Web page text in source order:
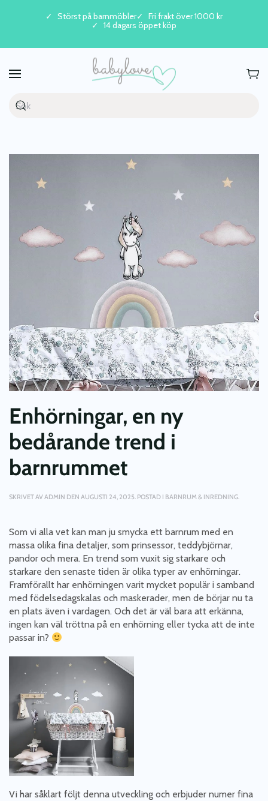
Skip to main content
Störst på barnmöbler
Fri frakt över 1000 kr
14 dagars öppet köp
Enhörningar, en ny
bedårande trend i
barnrummet
SKRIVET AVADMIN DEN AUGUSTI 24, 2025. POSTAD I BARNRUM & INREDNING.
Som vi alla vet kan man ju smycka ett barnrum med en
massa olika fina detaljer, som prinsessor, teddybjörnar,
pandor och mera. En trend som vuxit sig starkare och
starkare den senaste tiden är olika typer av enhörningar.
Framförallt har enhörningen varit mycket populär i samband
med födelsedagskalas och maskerader, men de börjar nu ta
en plats även i vardagen. Och det är väl bara att erkänna,
ingen kan väl tröttna på en enhörning eller tycka att de inte
passar in?
Vi har såklart följt denna utveckling och erbjuder numer fina